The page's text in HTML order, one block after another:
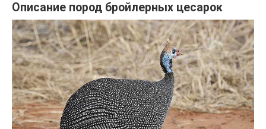
Описание пород бройлерных цесарок